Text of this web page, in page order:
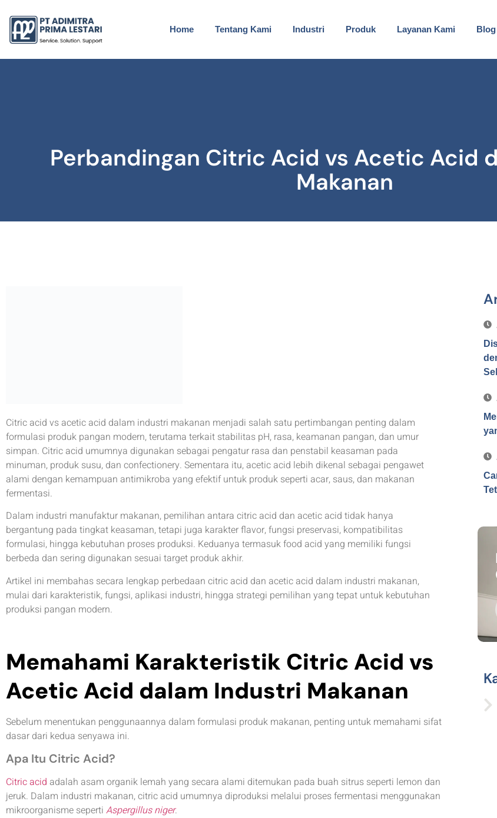
Home Tentang Kami Industri Produk Layanan Kami Blog
Perbandingan Citric Acid vs Acetic Acid
Makanan
Citric acid vs acetic acid dalam industri makanan menjadi salah satu pertimbangan penting dalam
formulasi produk pangan modern, terutama terkait stabilitas pH, rasa, keamanan pangan, dan umur
simpan. Citric acid umumnya digunakan sebagai pengatur rasa dan penstabil keasaman pada
minuman, produk susu, dan confectionery. Sementara itu, acetic acid lebih dikenal sebagai pengawet
alami dengan kemampuan antimikroba yang efektif untuk produk seperti acar, saus, dan makanan
fermentasi.
Dalam industri manufaktur makanan, pemilihan antara citric acid dan acetic acid tidak hanya
bergantung pada tingkat keasaman, tetapi juga karakter flavor, fungsi preservasi, kompatibilitas
formulasi, hingga kebutuhan proses produksi. Keduanya termasuk food acid yang memiliki fungsi
berbeda dan sering digunakan sesuai target produk akhir.
Artikel ini membahas secara lengkap perbedaan citric acid dan acetic acid dalam industri makanan,
mulai dari karakteristik, fungsi, aplikasi industri, hingga strategi pemilihan yang tepat untuk kebutuhan
produksi pangan modern.
Memahami Karakteristik Citric Acid vs
Acetic Acid dalam Industri Makanan
Sebelum menentukan penggunaannya dalam formulasi produk makanan, penting untuk memahami sifat
dasar dari kedua senyawa ini.
Apa Itu Citric Acid?
Citric acid adalah asam organik lemah yang secara alami ditemukan pada buah sitrus seperti lemon dan
jeruk. Dalam industri makanan, citric acid umumnya diproduksi melalui proses fermentasi menggunakan
mikroorganisme seperti Aspergillus niger.